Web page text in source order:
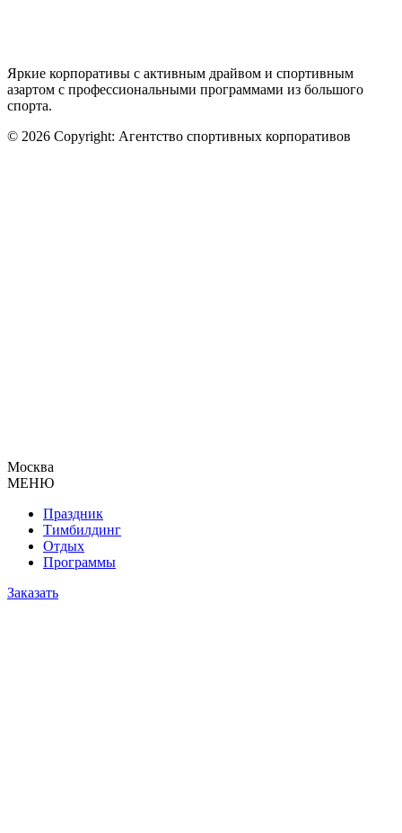
Яркие корпоративы с активным драйвом и спортивным
азартом с профессиональными программами из большого
спорта.
© 2026 Copyright: Агентство спортивных корпоративов
Москва
МЕНЮ
Праздник
Тимбилдинг
Отдых
Программы
Заказать